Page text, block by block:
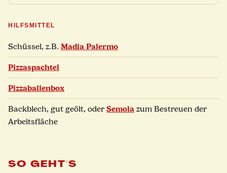
HILFSMITTEL
Schüssel, z.B. Madia Palermo
Pizzaspachtel
Pizzaballenbox
Backblech, gut geölt, oder Semola zum Bestreuen der
Arbeitsfläche
SO GEHT'S